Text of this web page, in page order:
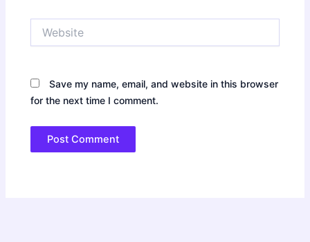
Save my name, email, and website in this browser
for the next time I comment.